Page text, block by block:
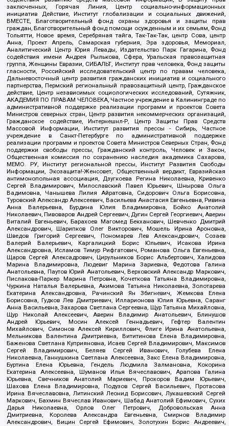
заключенных, Горячая Линия, Центр социально-информационных
инициатив Действие, Институт глобализации и социальных движений,
ВМЕСТЕ, Благотворительный фонд охраны здоровья и защиты прав
граждан, Благотворительный фонд помощи осужденным и их семьям, Фонд
Тольятти, Новое время, Серебряная тайга, Так-Так-Так, центр Сова, центр
Анна, Проект Апрель, Самарская губерния, Эра здоровья, Мемориал,
Аналитический Центр Юрия Левады, Издательство Парк Гагарина, Фонд
содействия имени Андрея Рылькова, Сфера, Уральская правозащитная
группа, Женщины Евразии, СИБАЛЬТ, Институт прав человека, Фонд защиты
гласности, Российский исследовательский центр по правам человека,
Дальневосточный центр развития гражданских инициатив и социального
партнерства, Пермский региональный правозащитный центр, Гражданское
действие, Центр независимых социологических исследований, Сутяжник,
АКАДЕМИЯ ПО ПРАВАМ ЧЕЛОВЕКА, Частное учреждение в Калининграде по
административной поддержке реализации программ и проектов Совета
Министров северных стран, Центр развития некоммерческих организаций,
Гражданское содействие, Интернешнл-Р, Центр Защиты Прав Средств
Массовой Информации, Институт развития прессы - Сибирь, Частное
учреждение в Санкт-Петербурге по административной поддержке
реализации программ и проектов Совета Министров Северных Стран, Фонд
поддержки свободы прессы, Гражданский контроль, Человек и Закон,
Общественная комиссия по сохранению наследия академика Сахарова,
МЕМО. РУ, Институт региональной прессы, Институт Развития Свободы
Информации, Экозащита!-Женсовет, Общественный вердикт, Евразийская
антимонопольная ассоциация, Дзугкоева Регина Николаевна, Кривенко
Сергей Владимирович, Милославский Павел Юрьевич, Шнырова Ольга
Вадимовна, Чанышева Лилия Айратовна, Сидорович Ольга Борисовна,
Туровский Александр Алексеевич, Васильева Анастасия Евгеньевна, Ривина
Анна Валерьевна, Бурдина Юлия Владимировна, Бойко Анатолий
Николаевич, Пивоваров Андрей Сергеевич, Дугин Сергей Георгиевич, Аверин
Виталий Евгеньевич, Барахоев Магомед Бекханович, Шевченко Дмитрий
Александрович, Шарипков Олег Викторович, Мошель Ирина Ароновна,
Шведов Григорий Сергеевич, Пономарев Лев Александрович, Созаев
Валерий Валерьевич, Каргалицкий Борис Юльевич, Исакова Ирина
Александровна, Исламов Тимур Рифгатович, Романова Ольга Евгеньевна,
Щаров Сергей Алексадрович, Цирульников Борис Альбертович, Халидова
Марина Владимировна, Людевиг Марина Зариевна, Федотова Галина
Анатольевна, Паутов Юрий Анатольевич, Верховский Александр Маркович,
Пислакова-Паркер Марина Петровна, Кочеткова Татьяна Владимировна,
Чуркина Наталья Валерьевна, Акимова Татьяна Николаевна, Золотарева
Екатерина Александровна, Рачинский Ян Збигневич, Жемкова Елена
Борисовна, Гудков Лев Дмитриевич, Илларионова Юлия Юрьевна, Саранг
Анна Васильевна, Захарова Светлана Сергеевна, Щур Татьяна Михайловна,
Щур Николай Алексеевич, Аверин Владимир Анатольевич, Блинушов
Андрей Юрьевич, Мосин Алексей Геннадьевич, Гефтер Валентин
Михайлович, Симонов Алексей Кириллович, Флиге Ирина Анатольевна,
Мельникова Валентина Дмитриевна, Вититинова Елена Владимировна,
Баженова Светлана Куприяновна, Исаев Сергей Владимирович, Максимов
Сергей Владимирович, Беляев Сергей Иванович, Голубева Елена
Николаевна, Ганнушкина Светлана Алексеевна, Закс Елена Владимировна,
Буртина Елена Юрьевна, Гендель Людмила Залмановна, Кокорина
Екатерина Алексеевна, Шуманов Илья Вячеславович, Арапова Галина
Юрьевна, Свечников Анатолий Мариевич, Прохоров Вадим Юрьевич,
Шахова Елена Владимировна, Подузов Сергей Васильевич, Протасова
Ирина Вячеславовна, Литинский Леонид Борисович, Лукашевский Сергей
Маркович, Бахмин Вячеслав Иванович, Шабад Анатолий Ефимович, Сухих
Дарья Николаевна, Орлов Олег Петрович, Добровольская Анна
Дмитриевна, Королева Александра Евгеньевна, Смирнов Владимир
Александрович, Вицин Сергей Ефимович, Золотухин Борис Андреевич,